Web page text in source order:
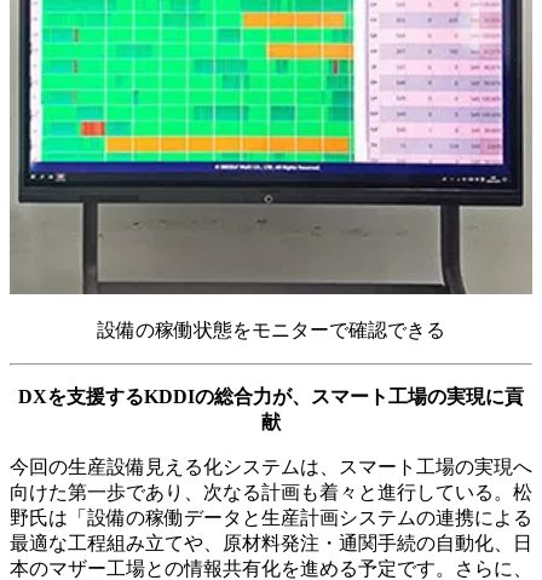
設備の稼働状態をモニターで確認できる
DXを支援するKDDIの総合力が、スマート工場の実現に貢
献
今回の生産設備見える化システムは、スマート工場の実現へ
向けた第一歩であり、次なる計画も着々と進行している。松
野氏は「設備の稼働データと生産計画システムの連携による
最適な工程組み立てや、原材料発注・通関手続の自動化、日
本のマザー工場との情報共有化を進める予定です。さらに、